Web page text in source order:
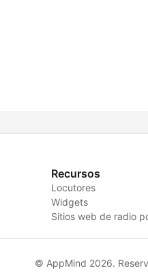
Recursos
Locutores
Widgets
Sitios web de radio
© AppMind 2026.